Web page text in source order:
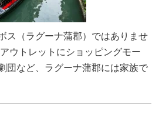
ス（ラグーナ蒲郡）ではありませ
ウトレットにショッピングモー
団など、ラグーナ蒲郡には家族で